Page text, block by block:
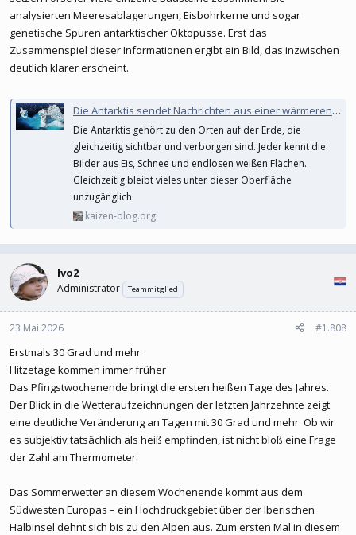
analysierten Meeresablagerungen, Eisbohrkerne und sogar
genetische Spuren antarktischer Oktopusse. Erst das
Zusammenspiel dieser Informationen ergibt ein Bild, das inzwischen
deutlich klarer erscheint.
Die Antarktis sendet Nachrichten aus einer wärmeren Welt und sie wirken beunruhigend aktuell
Die Antarktis gehört zu den Orten auf der Erde, die
gleichzeitig sichtbar und verborgen sind. Jeder kennt die
Bilder aus Eis, Schnee und endlosen weißen Flächen.
Gleichzeitig bleibt vieles unter dieser Oberfläche
unzugänglich.
kaizen-blog.org
Ivo2
Administrator Teammitglied
23 Mai 2026 #1.808
Erstmals 30 Grad und mehr
Hitzetage kommen immer früher
Das Pfingstwochenende bringt die ersten heißen Tage des Jahres.
Der Blick in die Wetteraufzeichnungen der letzten Jahrzehnte zeigt
eine deutliche Veränderung an Tagen mit 30 Grad und mehr. Ob wir
es subjektiv tatsächlich als heiß empfinden, ist nicht bloß eine Frage
der Zahl am Thermometer.
Das Sommerwetter an diesem Wochenende kommt aus dem
Südwesten Europas – ein Hochdruckgebiet über der Iberischen
Halbinsel dehnt sich bis zu den Alpen aus. Zum ersten Mal in diesem